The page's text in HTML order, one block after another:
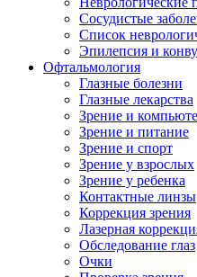
Сосудистые
Список
Эпилепсия и
Офтальмология
Глазные болезни
Глазные лекарства
Зрение и
Зрение и питание
Зрение и спорт
Зрение у взрослых
Зрение у ребенка
Контактные линзы
Коррекция зрения
Лазерная
Обследование глаз
Очки